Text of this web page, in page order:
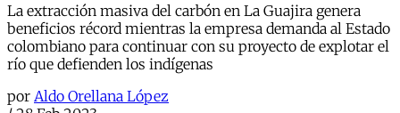
La extracción masiva del carbón en La Guajira genera
beneficios récord mientras la empresa demanda al Estado
colombiano para continuar con su proyecto de explotar el
río que defienden los indígenas
por Aldo Orellana López